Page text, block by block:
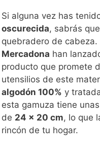
Si alguna vez has
oscurecida, sabrás
quebradero de
Mercadona han
producto que promete
utensilios de este
algodón 100% y
esta gamuza tiene
de 24 x 20 cm, lo que
rincón de tu hogar.